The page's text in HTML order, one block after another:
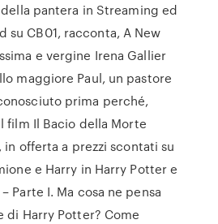
pantera in Streaming ed
su CB01, racconta, A New
e vergine Irena Gallier
maggiore Paul, un pastore
prima perché,
film Il Bacio della Morte
in offerta a prezzi scontati su
e Harry in Harry Potter e
Parte I. Ma cosa ne pensa
Harry Potter? Come